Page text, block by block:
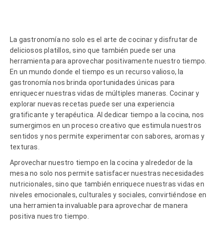
La gastronomía no solo es el arte de cocinar y disfrutar de
deliciosos platillos, sino que también puede ser una
herramienta para aprovechar positivamente nuestro tiempo.
En un mundo donde el tiempo es un recurso valioso, la
gastronomía nos brinda oportunidades únicas para
enriquecer nuestras vidas de múltiples maneras. Cocinar y
explorar nuevas recetas puede ser una experiencia
gratificante y terapéutica. Al dedicar tiempo a la cocina, nos
sumergimos en un proceso creativo que estimula nuestros
sentidos y nos permite experimentar con sabores, aromas y
texturas.
Aprovechar nuestro tiempo en la cocina y alrededor de la
mesa no solo nos permite satisfacer nuestras necesidades
nutricionales, sino que también enriquece nuestras vidas en
niveles emocionales, culturales y sociales, convirtiéndose en
una herramienta invaluable para aprovechar de manera
positiva nuestro tiempo.